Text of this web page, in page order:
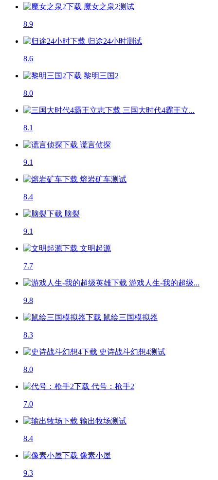
魔女之泉2测试
8.9
归途24小时测试
8.6
黎明三国2
8.0
三国大时代4霸王立...
8.1
谎言侦探
9.1
熔岩矿车测试
8.4
脑裂
9.1
文明起源
7.7
游戏人生-我的超级...
9.8
鼠绘三国模拟器
8.3
史诗战斗幻想4测试
8.0
代号：枪手2
7.0
输出牧场测试
8.4
像素小屋
9.3